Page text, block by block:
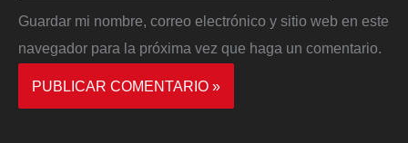
Guardar mi nombre, correo electrónico y sitio web en este
navegador para la próxima vez que haga un comentario.